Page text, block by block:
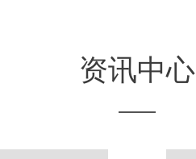
资讯中心